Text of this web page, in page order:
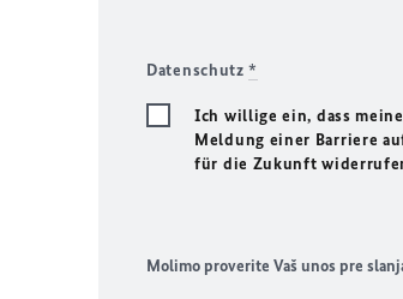
Datenschutz*
Ich willige ein, dass
Meldung einer Barriere
für die Zukunft
Molimo proverite Vaš unos pre